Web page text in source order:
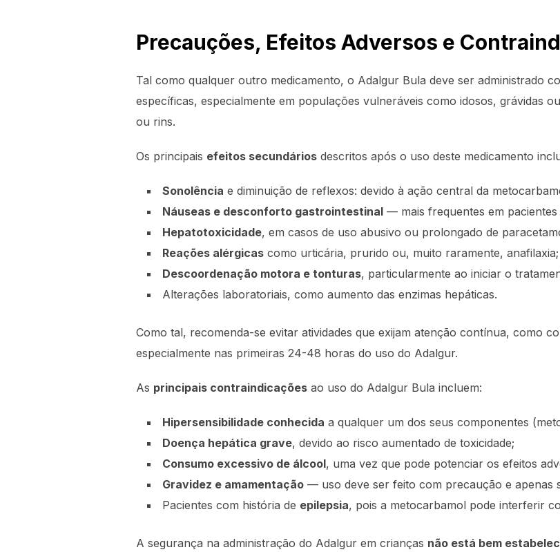
Precauções, Efeitos Adversos e
Tal como qualquer outro medicamento, o Adalgur Bula deve ser administrado
específicas, especialmente em populações vulneráveis como idosos, grávidas
ou rins.
Os principais efeitos secundários descritos após o uso deste medicamento
Sonolência e diminuição de reflexos: devido à ação central da
Náuseas e desconforto gastrointestinal — mais frequentes em
Hepatotoxicidade, em casos de uso abusivo ou prolongado de
Reações alérgicas como urticária, prurido ou, muito raramente, anafilaxia;
Descoordenação motora e tonturas, particularmente ao iniciar o
Alterações laboratoriais, como aumento das enzimas hepáticas.
Como tal, recomenda-se evitar atividades que exijam atenção contínua, como
especialmente nas primeiras 24-48 horas do uso do Adalgur.
As principais contraindicações ao uso do Adalgur Bula incluem:
Hipersensibilidade conhecida a qualquer um dos seus componentes
Doença hepática grave, devido ao risco aumentado de toxicidade;
Consumo excessivo de álcool, uma vez que pode potenciar os efeitos
Gravidez e amamentação — uso deve ser feito com precaução e apenas
Pacientes com história de epilepsia, pois a metocarbamol pode interferir
A segurança na administração do Adalgur em crianças não está bem